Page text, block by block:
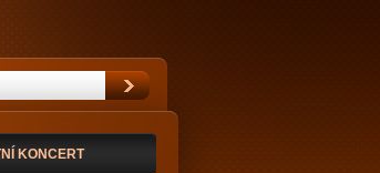
KONCERT